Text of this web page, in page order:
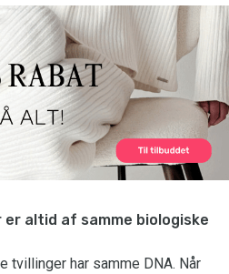
altid af samme biologiske
tvillinger har samme DNA. Når